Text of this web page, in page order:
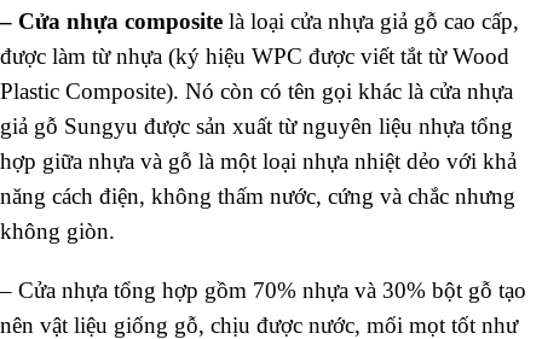
– Cửa nhựa composite là loại cửa nhựa giả gỗ cao cấp,
được làm từ nhựa (ký hiệu WPC được viết tắt từ Wood
Plastic Composite). Nó còn có tên gọi khác là cửa nhựa
giả gỗ Sungyu được sản xuất từ nguyên liệu nhựa tổng
hợp giữa nhựa và gỗ là một loại nhựa nhiệt dẻo với khả
năng cách điện, không thấm nước, cứng và chắc nhưng
không giòn.
– Cửa nhựa tổng hợp gồm 70% nhựa và 30% bột gỗ tạo
nên vật liệu giống gỗ, chịu được nước, mối mọt tốt như